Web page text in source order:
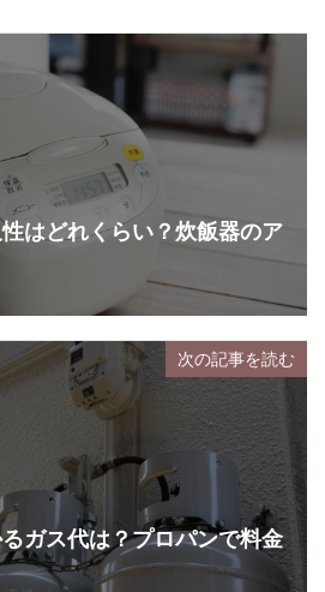
はどれくらい？炊飯器のア
次の記事を読む
ガス代は？プロパンで料金